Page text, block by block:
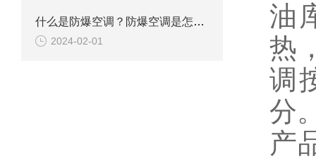
什么是防爆空调？防爆空调是怎么防爆的？
2024-02-01
油
热
调
分
产